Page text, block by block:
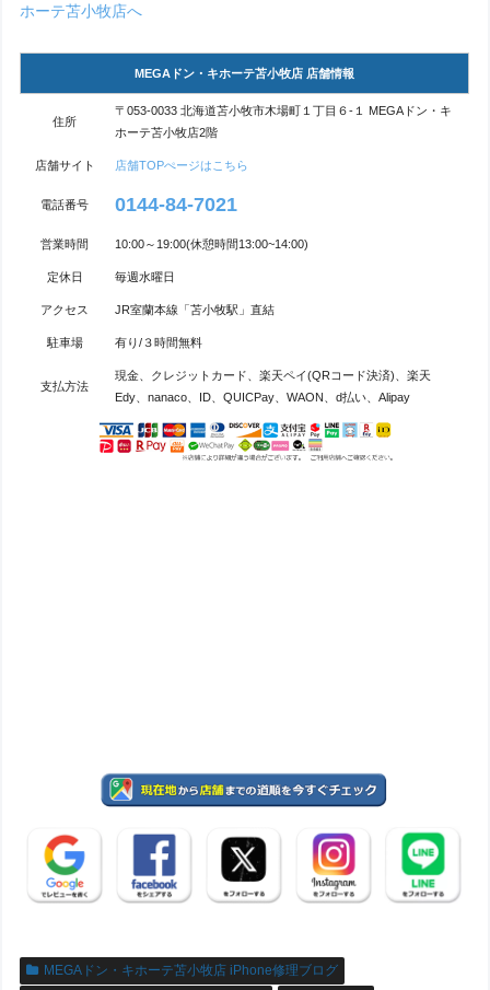
ホーテ苫小牧店へ
MEGAドン・キホーテ苫小牧店 店舗情報
住所
〒053-0033 北海道苫小牧市木場町１丁目６-１ MEGAドン・キ
ホーテ苫小牧店2階
店舗サイト 店舗TOPぺージはこちら
電話番号 0144-84-7021
営業時間 10:00～19:00(休憩時間13:00~14:00)
定休日 毎週水曜日
アクセス JR室蘭本線「苫小牧駅」直結
駐車場 有り/３時間無料
支払方法
現金、クレジットカード、楽天ペイ(QRコード決済)、楽天
Edy、nanaco、ID、QUICPay、WAON、d払い、Alipay
MEGAドン・キホーテ苫小牧店 iPhone修理ブログ